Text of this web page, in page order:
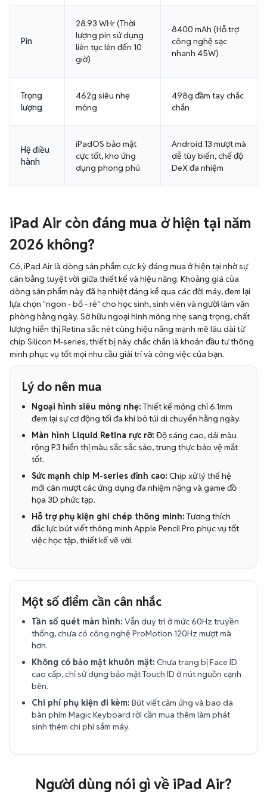
Pin
28.93 WHr (Thời
lượng pin sử dụng
liên tục lên đến 10
giờ)
8400 mAh (Hỗ trợ
công nghệ sạc
nhanh 45W)
Trọng
lượng
462g siêu nhẹ
mỏng
498g đầm tay chắc
chắn
Hệ điều
hành
iPadOS bảo mật
cực tốt, kho ứng
dụng phong phú
Android 13 mượt mà
dễ tùy biến, chế độ
DeX đa nhiệm
iPad Air còn đáng mua ở hiện tại năm
2026 không?
Có, iPad Air là dòng sản phẩm cực kỳ đáng mua ở hiện tại nhờ sự
cân bằng tuyệt vời giữa thiết kế và hiệu năng. Khoảng giá của
dòng sản phẩm này đã hạ nhiệt đáng kể qua các đời máy, đem lại
lựa chọn "ngon - bổ - rẻ" cho học sinh, sinh viên và người làm văn
phòng hằng ngày. Sở hữu ngoại hình mỏng nhẹ sang trọng, chất
lượng hiển thị Retina sắc nét cùng hiệu năng mạnh mẽ lâu dài từ
chip Silicon M-series, thiết bị này chắc chắn là khoản đầu tư thông
minh phục vụ tốt mọi nhu cầu giải trí và công việc của bạn.
Lý do nên mua
Ngoại hình siêu mỏng nhẹ: Thiết kế mỏng chỉ 6.1mm
đem lại sự cơ động tối đa khi bỏ túi di chuyển hằng ngày.
Màn hình Liquid Retina rực rỡ: Độ sáng cao, dải màu
rộng P3 hiển thị màu sắc sắc sảo, trung thực bảo vệ mắt
tốt.
Sức mạnh chip M-series đỉnh cao: Chip xử lý thế hệ
mới cân mượt các ứng dụng đa nhiệm nặng và game đồ
họa 3D phức tạp.
Hỗ trợ phụ kiện ghi chép thông minh: Tương thích
đắc lực bút viết thông minh Apple Pencil Pro phục vụ tốt
việc học tập, thiết kế vẽ vời.
Một số điểm cần cân nhắc
Tần số quét màn hình: Vẫn duy trì ở mức 60Hz truyền
thống, chưa có công nghệ ProMotion 120Hz mượt mà
hơn.
Không có bảo mật khuôn mặt: Chưa trang bị Face ID
cao cấp, chỉ sử dụng bảo mật Touch ID ở nút nguồn cạnh
bên.
Chi phí phụ kiện đi kèm: Bút viết cảm ứng và bao da
bàn phím Magic Keyboard rời cần mua thêm làm phát
sinh thêm chi phí sắm máy.
Người dùng nói gì về iPad Air?